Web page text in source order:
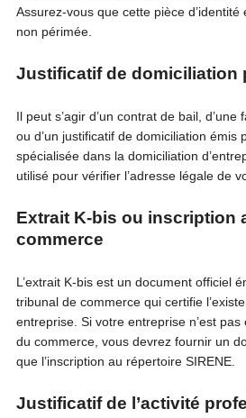
Assurez-vous que cette pièce
non périmée.
Justificatif de domiciliation
Il peut s’agir d’un contrat de bail,
ou d’un justificatif de domiciliation émis
spécialisée dans la domiciliation
utilisé pour vérifier l’adresse légale de
Extrait K-bis ou inscription
commerce
L’extrait K-bis est un document officiel
tribunal de commerce qui certifie
entreprise. Si votre entreprise n’est
du commerce, vous devrez fournir un
que l’inscription au répertoire SIRENE.
Justificatif de l’activité